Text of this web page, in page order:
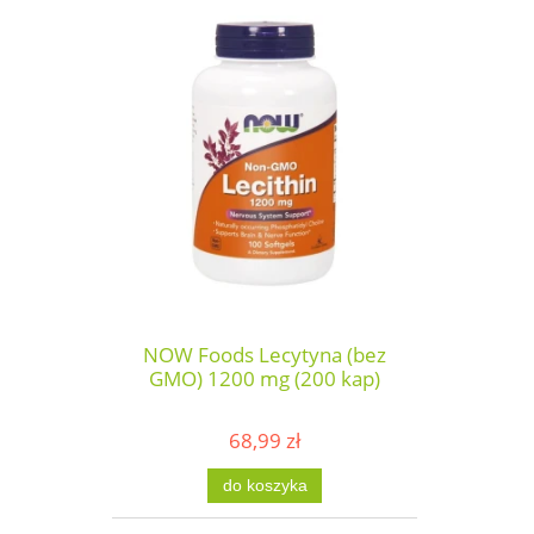
NOW Foods Lecytyna (bez
GMO) 1200 mg (200 kap)
68,99 zł
do koszyka